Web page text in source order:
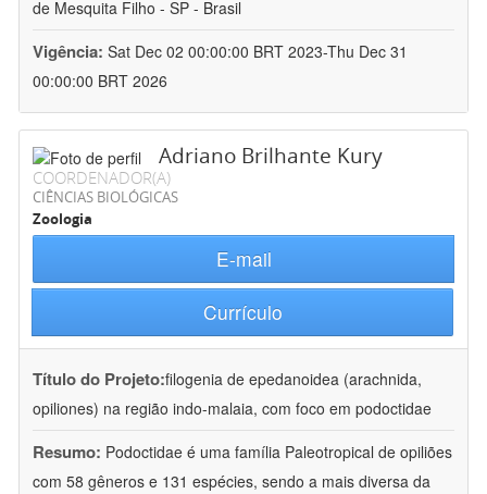
de Mesquita Filho - SP - Brasil
Vigência: Sat Dec 02 00:00:00 BRT 2023-Thu Dec 31
00:00:00 BRT 2026
Adriano Brilhante Kury
COORDENADOR(A)
CIÊNCIAS BIOLÓGICAS
Zoologia
E-mail
Currículo
Título do Projeto:filogenia de epedanoidea (arachnida,
opiliones) na região indo-malaia, com foco em podoctidae
Resumo: Podoctidae é uma família Paleotropical de opiliões
com 58 gêneros e 131 espécies, sendo a mais diversa da